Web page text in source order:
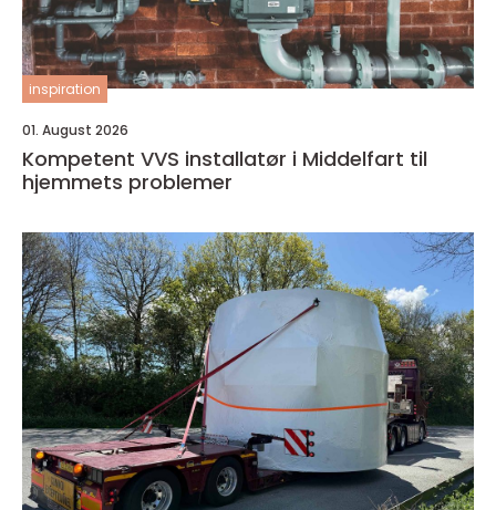
inspiration
01. August 2026
Kompetent VVS installatør i Middelfart til
hjemmets problemer